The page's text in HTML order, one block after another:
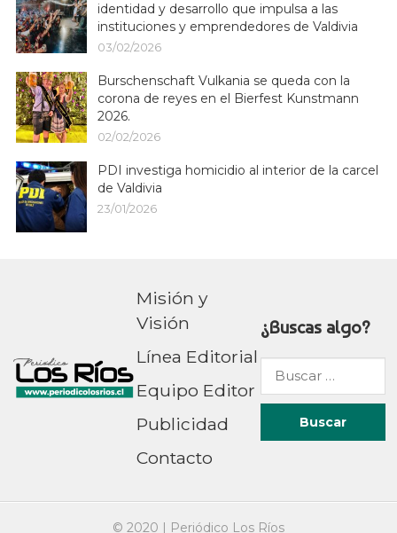
identidad y desarrollo que impulsa a las
instituciones y emprendedores de Valdivia
03/02/2026
Burschenschaft Vulkania se queda con la
corona de reyes en el Bierfest Kunstmann
2026.
02/02/2026
PDI investiga homicidio al interior de la carcel
de Valdivia
23/01/2026
Misión y
Visión
Línea Editorial
Equipo Editor
Publicidad
Contacto
¿Buscas algo?
Buscar
por:
© 2020 | Periódico Los Ríos